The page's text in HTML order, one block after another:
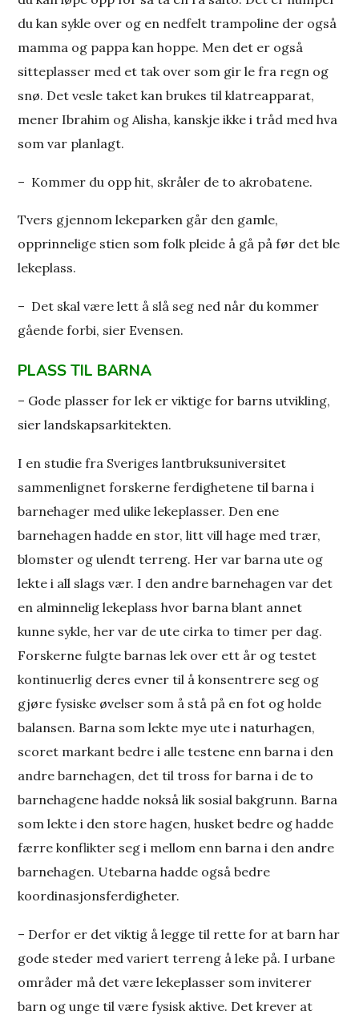
du kan sykle over og en nedfelt trampoline der også
mamma og pappa kan hoppe. Men det er også
sitteplasser med et tak over som gir le fra regn og
snø. Det vesle taket kan brukes til klatreapparat,
mener Ibrahim og Alisha, kanskje ikke i tråd med hva
som var planlagt.
– Kommer du opp hit, skråler de to akrobatene.
Tvers gjennom lekeparken går den gamle,
opprinnelige stien som folk pleide å gå på før det ble
lekeplass.
– Det skal være lett å slå seg ned når du kommer
gående forbi, sier Evensen.
PLASS TIL BARNA
– Gode plasser for lek er viktige for barns utvikling,
sier landskapsarkitekten.
I en studie fra Sveriges lantbruksuniversitet
sammenlignet forskerne ferdighetene til barna i
barnehager med ulike lekeplasser. Den ene
barnehagen hadde en stor, litt vill hage med trær,
blomster og ulendt terreng. Her var barna ute og
lekte i all slags vær. I den andre barnehagen var det
en alminnelig lekeplass hvor barna blant annet
kunne sykle, her var de ute cirka to timer per dag.
Forskerne fulgte barnas lek over ett år og testet
kontinuerlig deres evner til å konsentrere seg og
gjøre fysiske øvelser som å stå på en fot og holde
balansen. Barna som lekte mye ute i naturhagen,
scoret markant bedre i alle testene enn barna i den
andre barnehagen, det til tross for barna i de to
barnehagene hadde nokså lik sosial bakgrunn. Barna
som lekte i den store hagen, husket bedre og hadde
færre konflikter seg i mellom enn barna i den andre
barnehagen. Utebarna hadde også bedre
koordinasjonsferdigheter.
– Derfor er det viktig å legge til rette for at barn har
gode steder med variert terreng å leke på. I urbane
områder må det være lekeplasser som inviterer
barn og unge til være fysisk aktive. Det krever at